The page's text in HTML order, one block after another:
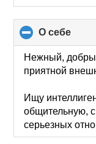
О себе
to
Нежный,
приятной
Ищу
общительную,
серьезных